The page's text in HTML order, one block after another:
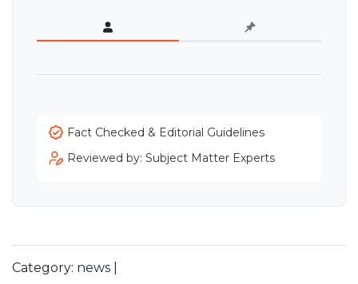
Fact Checked & Editorial Guidelines
Reviewed by: Subject Matter Experts
Category: news